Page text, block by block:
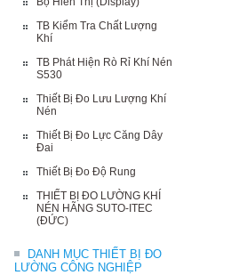
TB Kiểm Tra Chất Lượng
Khí
TB Phát Hiện Rò Rỉ Khí Nén
S530
Thiết Bị Đo Lưu Lượng Khí
Nén
Thiết Bị Đo Lực Căng Dây
Đai
Thiết Bị Đo Độ Rung
THIẾT BỊ ĐO LƯỜNG KHÍ
NÉN HÃNG SUTO-ITEC
(ĐỨC)
DANH MỤC THIẾT BỊ ĐO
LƯỜNG CÔNG NGHIỆP